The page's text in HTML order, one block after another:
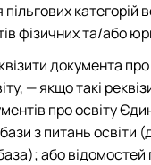
категорій
фізичних та/або
документа
— якщо такі
про освіту
з питань освіти
або відомостей